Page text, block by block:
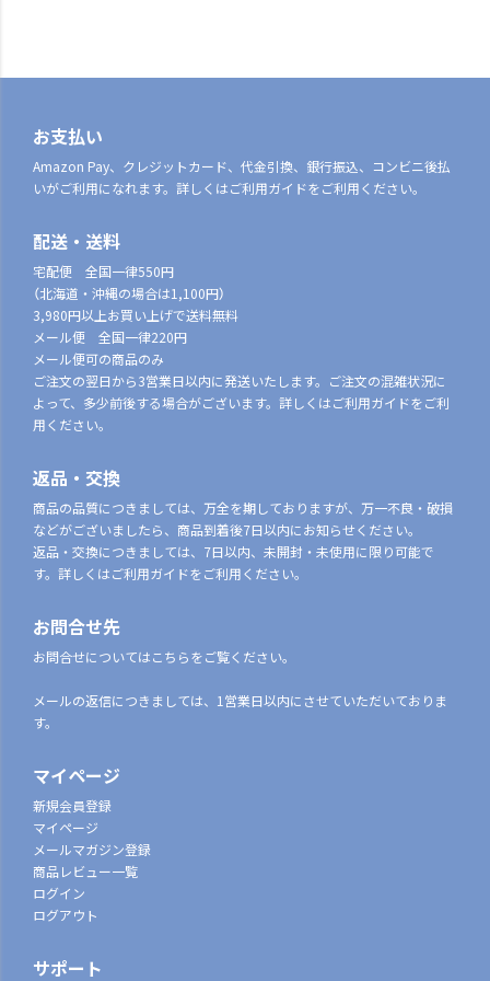
お支払い
Amazon Pay、クレジットカード、代金引換、銀行振込、コンビニ後払
いがご利用になれます。詳しくはご利用ガイドをご利用ください。
配送・送料
宅配便 全国一律550円
（北海道・沖縄の場合は1,100円）
3,980円以上お買い上げで送料無料
メール便 全国一律220円
メール便可の商品のみ
ご注文の翌日から3営業日以内に発送いたします。ご注文の混雑状況に
よって、多少前後する場合がございます。詳しくはご利用ガイドをご利
用ください。
返品・交換
商品の品質につきましては、万全を期しておりますが、万一不良・破損
などがございましたら、商品到着後7日以内にお知らせください。
返品・交換につきましては、7日以内、未開封・未使用に限り可能で
す。詳しくはご利用ガイドをご利用ください。
お問合せ先
お問合せについてはこちらをご覧ください。
メールの返信につきましては、1営業日以内にさせていただいておりま
す。
マイページ
新規会員登録
マイページ
メールマガジン登録
商品レビュー一覧
ログイン
ログアウト
サポート